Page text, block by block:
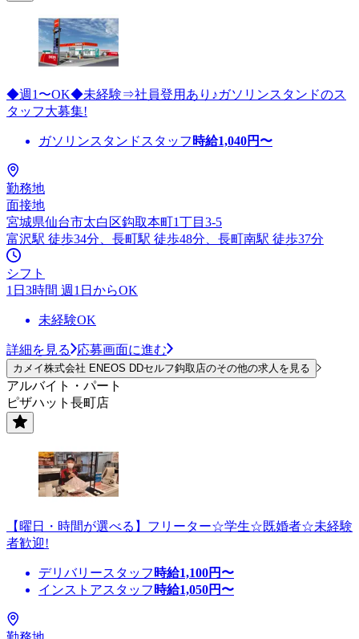
◆週1〜OK◆未経験⇒社員登用あり♪ガソリンスタンドのス
タッフ大募集!
ガソリンスタンドスタッフ 時給1,040円〜
勤務地
面接地
宮城県仙台市太白区鈎取本町1丁目3-5
富沢駅 徒歩34分、長町駅 徒歩48分、長町南駅 徒歩37分
シフト
1日3時間 週1日からOK
未経験OK
詳細を見る 応募画面に進む
カメイ株式会社 ENEOS DDセルフ鈎取店のその他の求人を見る
アルバイト・パート
ピザハット長町店
【曜日・時間が選べる】フリーター☆学生☆既婚者☆未経験
者歓迎!
デリバリースタッフ 時給1,100円〜
インストアスタッフ 時給1,050円〜